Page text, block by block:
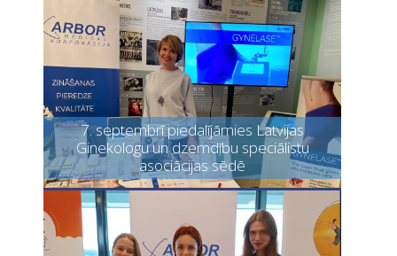
7. septembrī piedalījāmies Latvijas
Ginekologu un dzemdību speciālistu
asociācijas sēdē